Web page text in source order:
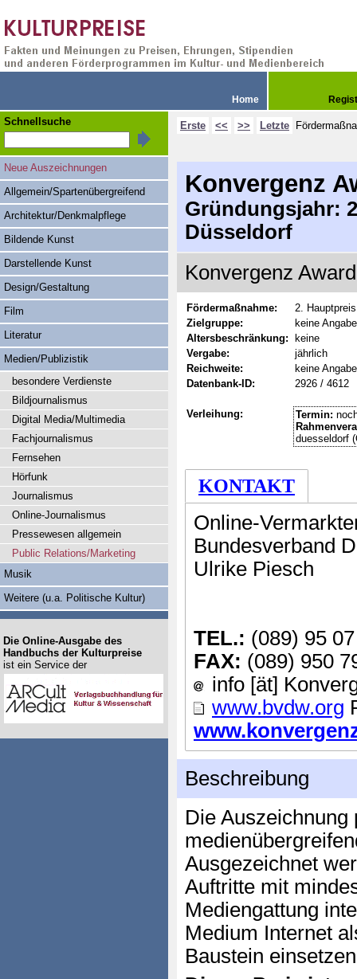
Home
Erste << >> Letzte
Konvergenz
Gründungsjahr:
Düsseldorf
Konvergenz
Fördermaßnahme:
2. Hauptpreis
Zielgruppe:
keine Angabe
Altersbeschränkung:
keine
Vergabe:
jährlich
Reichweite:
keine Angabe
Datenbank-ID:
2926 / 4612
Verleihung: Termin:
duesseldorf
KONTAKT
Online-
Bundesverband
Ulrike Piesch
TEL.: (089) 95
FAX: (089) 950
info [ät]
www.bvdw.org
Beschreibung
Die Auszeichnung
Ausgezeichnet
Auftritte mit
Mediengattung
Medium Internet
Baustein
Schnellsuche
Neue Auszeichnungen
Allgemein/Spartenübergreifend
Architektur/Denkmalpflege
Bildende Kunst
Darstellende Kunst
Design/Gestaltung
Film
Literatur
Medien/Publizistik
besondere Verdienste
Bildjournalismus
Digital Media/Multimedia
Fachjournalismus
Fernsehen
Hörfunk
Journalismus
Online-Journalismus
Pressewesen allgemein
Public Relations/Marketing
Musik
Weitere (u.a. Politische Kultur)
Die Online-Ausgabe des
Handbuchs der Kulturpreise
ist ein Service der